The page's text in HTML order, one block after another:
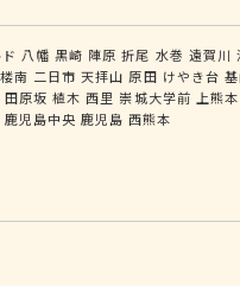
八幡 黒崎 陣原 折尾 水巻 遠賀川
南 二日市 天拝山 原田 けやき台
田原坂 植木 西里 崇城大学前 上熊本
鹿児島中央 鹿児島 西熊本